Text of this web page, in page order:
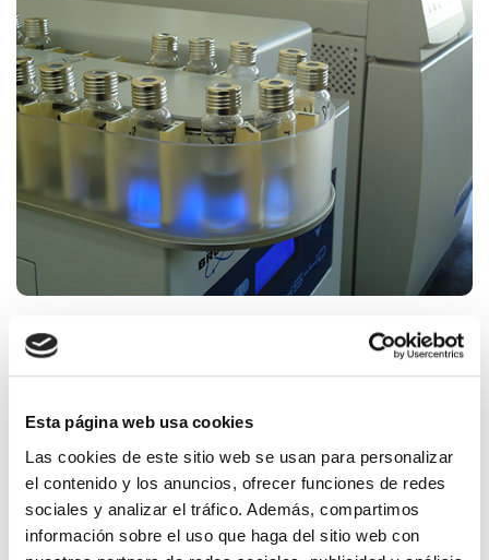
Esta página web usa cookies
Las cookies de este sitio web se usan para personalizar
el contenido y los anuncios, ofrecer funciones de redes
sociales y analizar el tráfico. Además, compartimos
información sobre el uso que haga del sitio web con
Método de ensayo
disolvente orgánico y calentamiento en vial de espacio
en cabeza. La fase gaseosa se inyecta y se analiza en
un cromatógrafo de gases.
Productos a los que aplica